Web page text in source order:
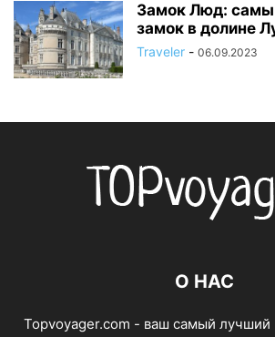
Замок Люд:
замок в долине
Traveler - 06.09.2023
О НАС
Topvoyager.com - ваш самый лучший